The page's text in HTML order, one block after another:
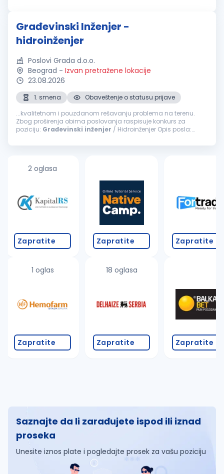
Građevinski Inženjer -
hidroinženjer
Poslovi Grada d.o.o.
Beograd - Izvan pretražene lokacije
23.08.2026
1. smena
Obaveštenje o statusu prijave
...kvalitetnom i pouzdanom rešavanju problema na terenu.
Zbog proširenja obima poslovanja raspisuje konkurs za
poziciju: Građevinski inženjer / Hidroinženjer Opis posla:
Koordinacija terenskih ekipa...
2 oglasa
Zapratite
1 oglas
Zapratite
Zapratite
18 oglasa
Zapratite
Zapratite
Zapratite
Saznajte da li zarađujete ispod ili iznad
proseka
Unesite iznos plate i pogledajte prosek za vašu poziciju